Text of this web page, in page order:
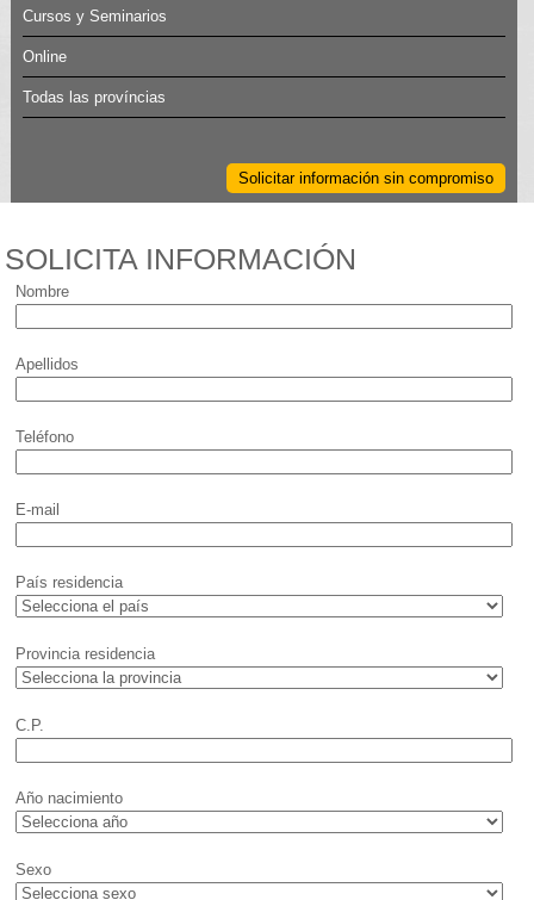
Cursos y Seminarios
Online
Todas las províncias
Solicitar información sin compromiso
SOLICITA INFORMACIÓN
Nombre
Apellidos
Teléfono
E-mail
País residencia
Provincia residencia
C.P.
Año nacimiento
Sexo